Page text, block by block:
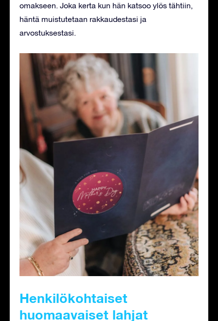
omakseen. Joka kerta kun hän katsoo ylös tähtiin,
häntä muistutetaan rakkaudestasi ja
arvostuksestasi.
Henkilökohtaiset
huomaavaiset lahjat